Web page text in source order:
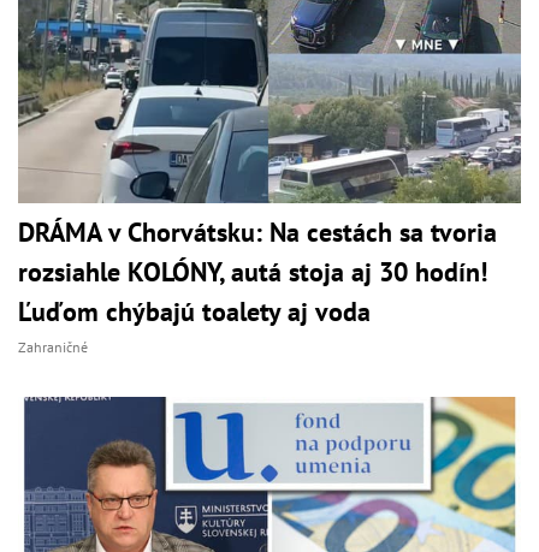
DRÁMA v Chorvátsku: Na cestách sa tvoria
rozsiahle KOLÓNY, autá stoja aj 30 hodín!
Ľuďom chýbajú toalety aj voda
Zahraničné